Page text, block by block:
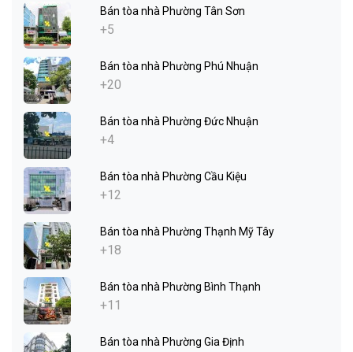
Bán tòa nhà Phường Tân Sơn
+5
Bán tòa nhà Phường Phú Nhuận
+20
Bán tòa nhà Phường Đức Nhuận
+4
Bán tòa nhà Phường Cầu Kiệu
+12
Bán tòa nhà Phường Thạnh Mỹ Tây
+18
Bán tòa nhà Phường Bình Thạnh
+11
Bán tòa nhà Phường Gia Định